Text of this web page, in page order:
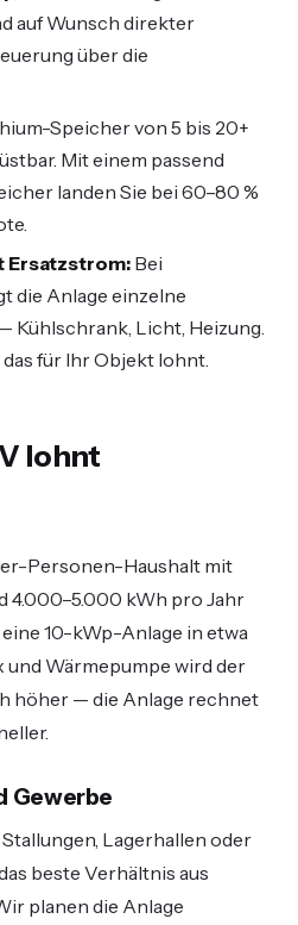
auf Wunsch direkter
über die
Speicher von 5 bis 20+
Mit einem passend
landen Sie bei 60–80 %
Ersatzstrom: Bei
die Anlage einzelne
Kühlschrank, Licht, Heizung.
für Ihr Objekt lohnt.
lohnt
Personen-Haushalt mit
4.000–5.000 kWh pro Jahr
10-kWp-Anlage in etwa
und Wärmepumpe wird der
höher — die Anlage rechnet
Gewerbe
Lagerhallen oder
beste Verhältnis aus
planen die Anlage